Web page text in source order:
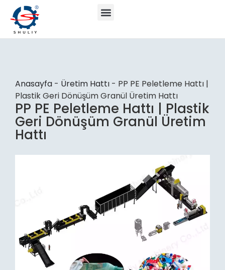
Anasayfa - Üretim Hattı - PP PE Peletleme Hattı |
Plastik Geri Dönüşüm Granül Üretim Hattı
PP PE Peletleme Hattı | Plastik
Geri Dönüşüm Granül Üretim
Hattı